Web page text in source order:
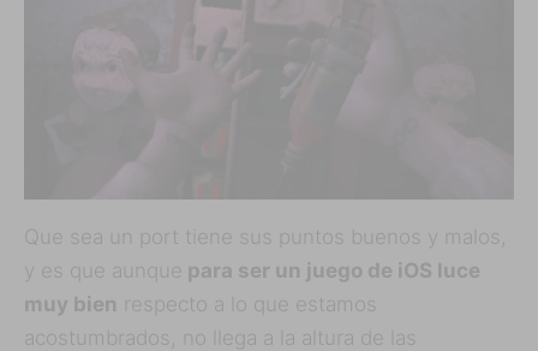
Que sea un port tiene sus puntos buenos y malos,
y es que aunque para ser un juego de iOS luce
muy bien respecto a lo que estamos
acostumbrados, no llega a la altura de las